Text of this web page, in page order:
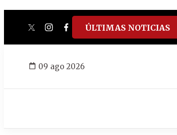
twitterinstagram
facebook
tiktokyoutube
spotify
ÚLTIMAS NOTICIAS
09 ago 2026